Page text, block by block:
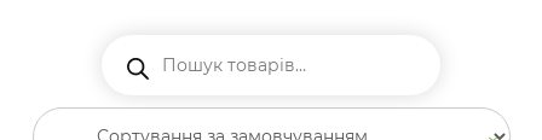
товарів